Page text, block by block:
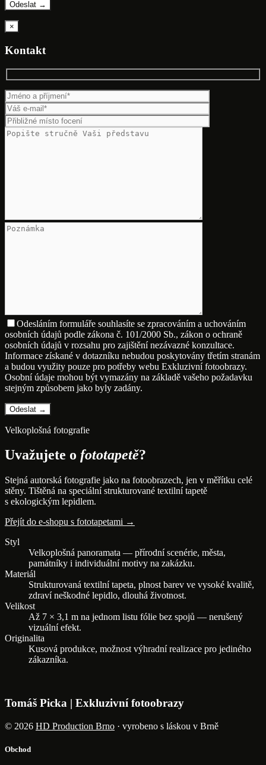
×
Kontakt
Odesláním formuláře souhlasíte se zpracováním a uchováním
osobních údajů podle zákona č. 101/2000 Sb., zákon o ochraně
osobních údajů v rozsahu pro zajištění nezávazné konzultace.
Informace získané v dotazníku nebudou poskytovány třetím stranám
a budou využity pouze pro potřeby webu Exkluzivní fotoobrazy.
Osobní údaje mohou být vymazány na základě vašeho požadavku
stejným způsobem jako byly zadány.
Velkoplošná fotografie
Uvažujete o fototapetě?
Stejná autorská fotografie jako na fotoobrazech, jen v měřítku celé
stěny. Tištěná na speciální strukturované textilní tapetě
s ekologickým lepidlem.
Přejít do e-shopu s fototapetami →
Styl
Velkoplošná panoramata — přírodní scenérie, města,
památníky i individuální motivy na zakázku.
Materiál
Strukturovaná textilní tapeta, plnost barev ve vysoké kvalitě,
zdraví neškodné lepidlo, dlouhá životnost.
Velikost
Až 7 × 3,1 m na jednom listu fólie bez spojů — nerušený
vizuální efekt.
Originalita
Kusová produkce, možnost výhradní realizace pro jediného
zákazníka.
Tomáš Picka | Exkluzivní fotoobrazy
© 2026 HD Production Brno · vyrobeno s láskou v Brně
Obchod